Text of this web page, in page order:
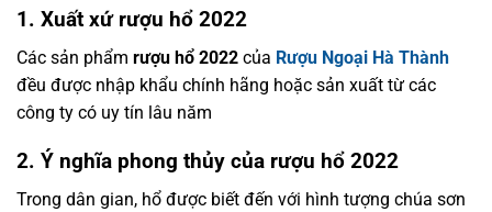
1. Xuất xứ rượu hổ 2022
Các sản phẩm rượu hổ 2022 của Rượu Ngoại Hà Thành
đều được nhập khẩu chính hãng hoặc sản xuất từ các
công ty có uy tín lâu năm
2. Ý nghĩa phong thủy của rượu hổ 2022
Trong dân gian, hổ được biết đến với hình tượng chúa sơn